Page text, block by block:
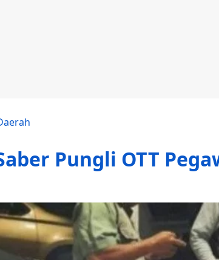
Pungli OTT